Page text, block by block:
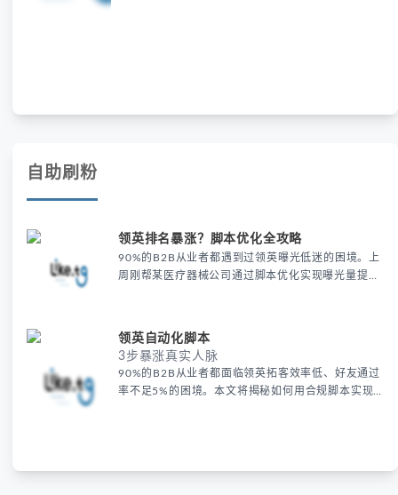
自助刷粉
领英排名暴涨？脚本优化全攻略
90%的B2B从业者都遇到过领英曝光低迷的困境。上
周刚帮某医疗器械公司通过脚本优化实现曝光量提升
深圳外贸经理Lucas的案例很典型：他的领英资料只
有基础信息，行业关键词缺失。2023年LinkedIn官
方白皮书显示，完整资料比基础资料平均多获得17倍
曝光。
领英自动化脚本
3步暴涨真实人脉
90%的B2B从业者都面临领英拓客效率低、好友通过
率不足5%的困境。本文将揭秘如何用合规脚本实现